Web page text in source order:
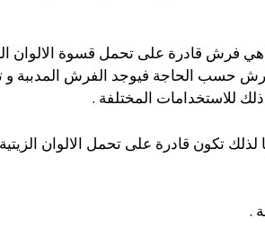
هي فرش قادرة على تحمل قسوة الالوان
حسب الحاجة فيوجد الفرش المدببة
تكون قادرة على تحمل الالوان
.